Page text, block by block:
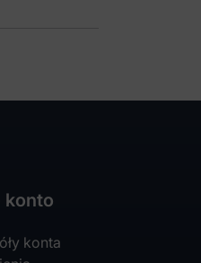
konto
konta